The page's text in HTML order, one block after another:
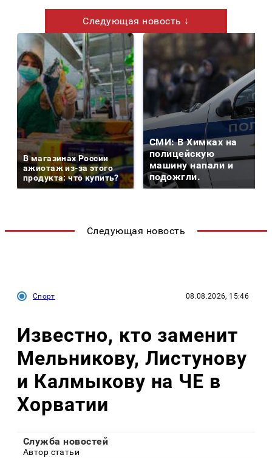
Следующая новость ↓
В магазинах России
ажиотаж из-за этого
продукта: что купить?
СМИ: В Химках на
полицейскую
машину напали и
подожгли.
Следующая новость
Спорт 08.08.2026, 15:46
Известно, кто заменит
Мельникову, Листунову
и Калмыкову на ЧЕ в
Хорватии
Служба новостей
Автор статьи